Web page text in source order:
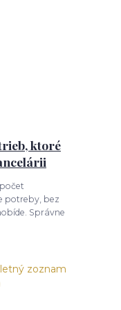
ktoré
potreby, bez
Správne